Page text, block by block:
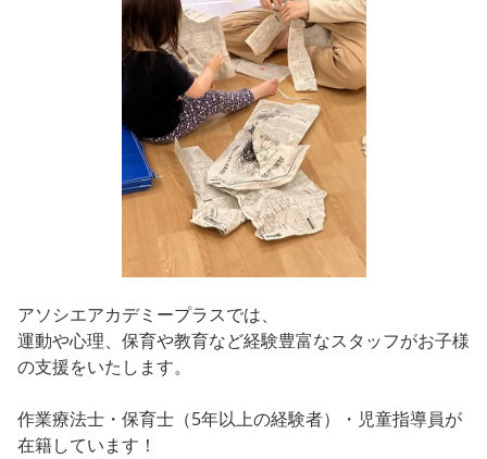
アソシエアカデミープラスでは、
運動や心理、保育や教育など経験豊富なスタッフがお子様
の支援をいたします。
作業療法士・保育士（5年以上の経験者）・児童指導員が
在籍しています！